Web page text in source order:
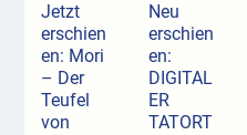
Jetzt
erschien
en: Mori
– Der
Teufel
von
Neu
erschien
en:
DIGITAL
ER
TATORT